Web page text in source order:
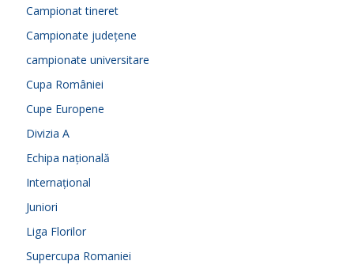
Campionat tineret
Campionate județene
campionate universitare
Cupa României
Cupe Europene
Divizia A
Echipa națională
Internațional
Juniori
Liga Florilor
Supercupa Romaniei